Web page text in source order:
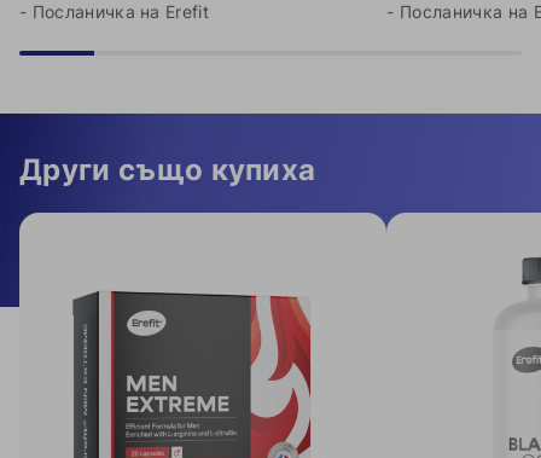
- Посланичка на Erefit - Посланичка на
Други също купиха